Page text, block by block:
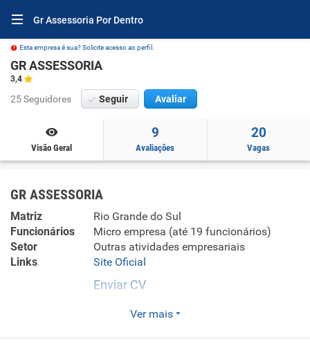
Gr Assessoria Por Dentro
Esta empresa é sua? Solicite acesso ao perfil.
GR ASSESSORIA
3,4
25 Seguidores Seguir Avaliar
Visão Geral
9
Avaliações
20
Vagas
GR ASSESSORIA
Matriz
Rio Grande do Sul
Funcionários
Micro empresa (até 19 funcionários)
Setor
Outras atividades empresariais
Links
Site Oficial
Enviar CV
Há mais de 12 anos atuando no mercado, somos
Ver mais